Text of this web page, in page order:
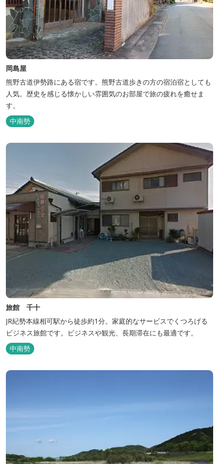
岡島屋
熊野古道伊勢路にある宿です。熊野古道歩きの方の宿泊宿としても
人気。歴史を感じる懐かしい雰囲気のお部屋で旅の疲れを癒せま
す。
中南勢
旅館 千十
JR紀勢本線相可駅から徒歩約1分。家庭的なサービスでくつろげる
ビジネス旅館です。ビジネスや観光、長期滞在にも最適です。
中南勢